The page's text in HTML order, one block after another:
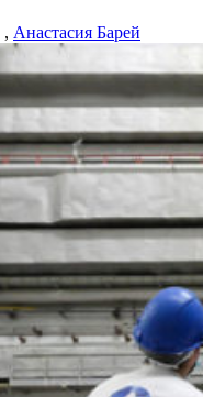
, Анастасия Барей